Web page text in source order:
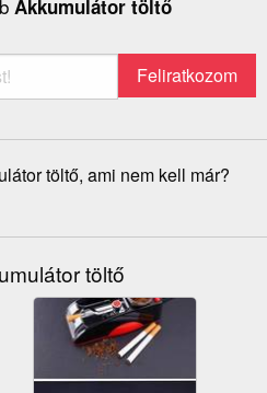
Akkumulátor töltő
töltő, ami nem kell már?
töltő